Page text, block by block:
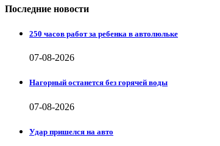
Последние новости
250 часов работ за ребенка в автолюльке
07-08-2026
Нагорный останется без горячей воды
07-08-2026
Удар пришелся на авто